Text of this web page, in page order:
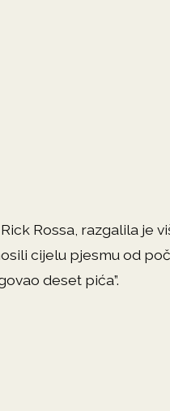
Rossa, razgalila
cijelu pjesmu od
deset pića”.